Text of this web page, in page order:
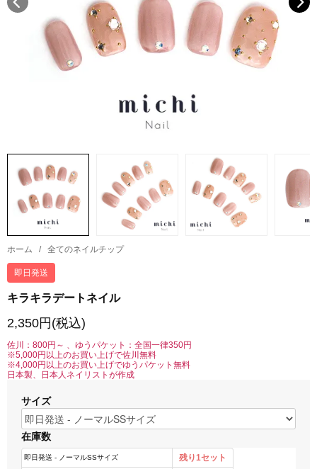
ホーム / 全てのネイルチップ
即日発送
キラキラデートネイル
2,350円(税込)
佐川：800円～ 、ゆうパケット：全国一律350円
※5,000円以上のお買い上げで佐川無料
※4,000円以上のお買い上げでゆうパケット無料
日本製、日本人ネイリストが作成
サイズ
在庫数